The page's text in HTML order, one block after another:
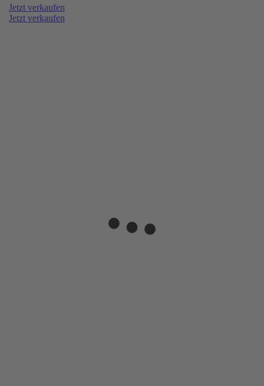
Jetzt verkaufen
Jetzt verkaufen